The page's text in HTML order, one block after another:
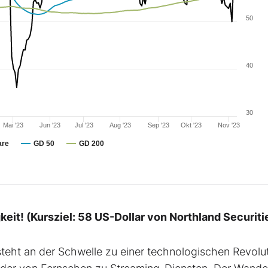
GD 50 GD 200
Mai '23 Jun '23 Jul '23 Aug '23 Sep '23 Okt '23 Nov '23
30
40
50
(Kursziel: 58 US-Dollar von Northland
an der Schwelle zu einer technologischen